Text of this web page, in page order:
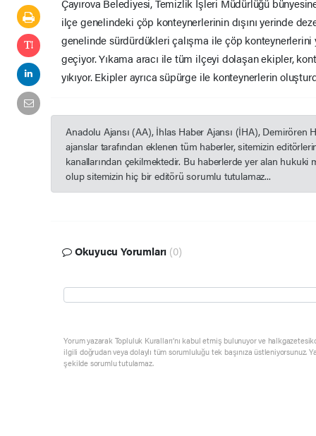
ilçe genelindeki çöp konteynerlerinin dışını yerinde
genelinde sürdürdükleri çalışma ile çöp konteynerlerini
geçiyor. Yıkama aracı ile tüm ilçeyi dolaşan ekipler,
yıkıyor. Ekipler ayrıca süpürge ile konteynerlerin
Anadolu Ajansı (AA), İhlas Haber Ajansı (İHA), Demirören
ajanslar tarafından eklenen tüm haberler, sitemizin
kanallarından çekilmektedir. Bu haberlerde yer alan hukuki
olup sitemizin hiç bir editörü sorumlu tutulamaz...
Okuyucu Yorumları (0)
Yorum yazarak Topluluk Kuralları’nı kabul etmiş bulunuyor ve
ilgili doğrudan veya dolaylı tüm sorumluluğu tek başınıza üstleniyorsunuz.
şekilde sorumlu tutulamaz.